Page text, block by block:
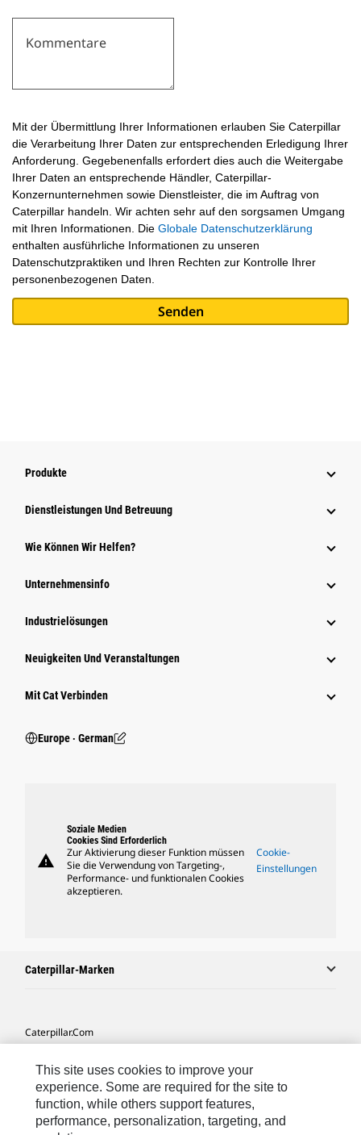
Kommentare
Mit der Übermittlung Ihrer Informationen erlauben Sie Caterpillar
die Verarbeitung Ihrer Daten zur entsprechenden Erledigung Ihrer
Anforderung. Gegebenenfalls erfordert dies auch die Weitergabe
Ihrer Daten an entsprechende Händler, Caterpillar-
Konzernunternehmen sowie Dienstleister, die im Auftrag von
Caterpillar handeln. Wir achten sehr auf den sorgsamen Umgang
mit Ihren Informationen. Die Globale Datenschutzerklärung
enthalten ausführliche Informationen zu unseren
Datenschutzpraktiken und Ihren Rechten zur Kontrolle Ihrer
personenbezogenen Daten.
Produkte
Dienstleistungen Und Betreuung
Wie Können Wir Helfen?
Unternehmensinfo
Industrielösungen
Neuigkeiten Und Veranstaltungen
Mit Cat Verbinden
Europe ‧ German
warning
Soziale Medien
Cookies Sind Erforderlich
Zur Aktivierung dieser Funktion müssen
Sie die Verwendung von Targeting-,
Performance- und funktionalen Cookies
akzeptieren.
Cookie-
Einstellungen
Caterpillar-Marken
Caterpillar.com
Meine Marketing-Präferenzen
Seitenübersicht
This site uses cookies to improve your
experience. Some are required for the site to
function, while others support features,
performance, personalization, targeting, and